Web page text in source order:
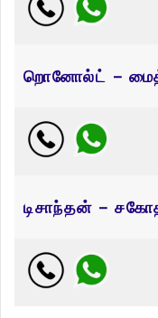
றொனோல்ட் –
டிசாந்தன் –